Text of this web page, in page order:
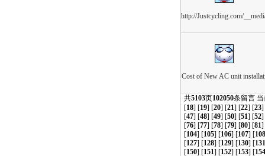
http://Justcycling.com/
Cost of New AC unit
共5103页102050条留言
[18] [19] [20] [21] [22] [23]
[47] [48] [49] [50] [51] [52]
[76] [77] [78] [79] [80] [81]
[104] [105] [106] [107] [108
[127] [128] [129] [130] [131
[150] [151] [152] [153] [154